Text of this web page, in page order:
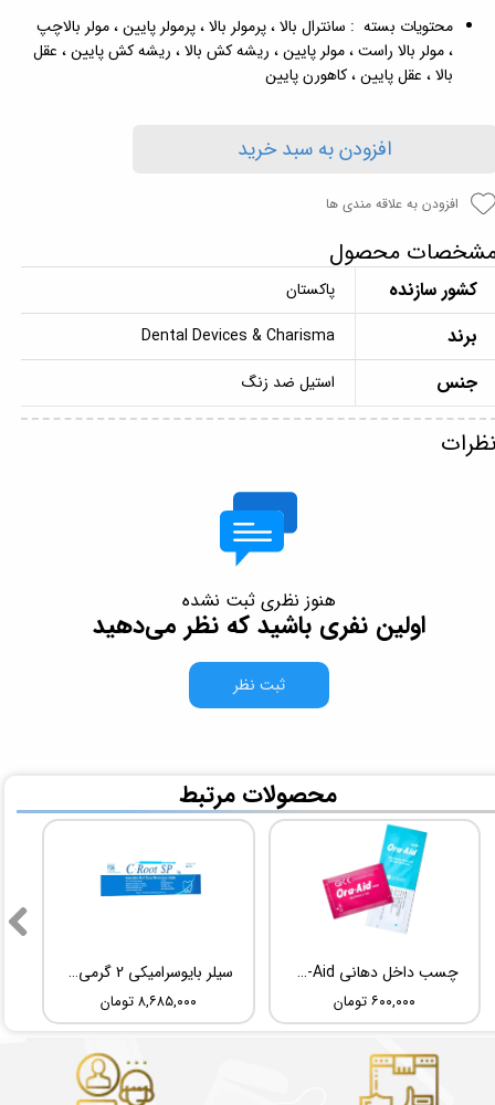
محتویات بسته : سانترال بالا ، پرمولر بالا ، پرمولر پایین ، مولر بالاچپ
، مولر بالا راست ، مولر پایین ، ریشه کش بالا ، ریشه کش پایین ، عقل
بالا ، عقل پایین ، کاهورن پایین
افزودن به سبد خرید
افزودن به علاقه مندی ها
محصول
کشور سازنده پاکستان
برند Dental Devices & Charisma
جنس استیل ضد زنگ
هنوز نظری ثبت نشده
اولین نفری باشید که نظر می‌دهید
ثبت نظر
سیلر بایوسرامیکی 2 گرمی Root Dental Medical C-Root SP
۸,۶۸۵,۰۰۰ تومان
چسب داخل دهانی TBM Ora-Aid
۶۰۰,۰۰۰ تومان
​محصولات مرتبط